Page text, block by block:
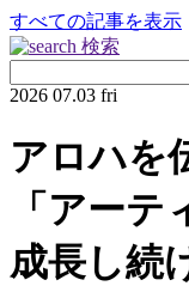
すべての記事を表示
検索
2026 07.03 fri
アロハを
「アー
成長し続